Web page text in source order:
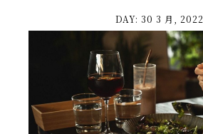
DAY: 30 3 月, 2022